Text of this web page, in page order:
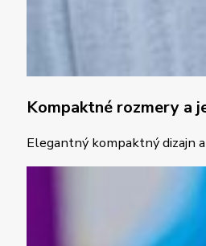
Kompaktné rozmery a
Elegantný kompaktný dizajn